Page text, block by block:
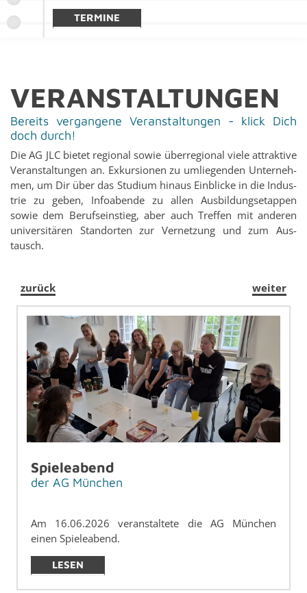
TER­MI­NE
VER­AN­STAL­TUNG­EN
Be­reits ver­gan­ge­ne Ver­an­stal­tun­gen - klick Dich
doch durch!
Die AG JLC bie­tet re­gio­nal sowie über­re­gio­nal viele at­trak­ti­ve
Ver­an­stal­tun­gen an. Ex­kur­sio­nen zu um­lie­gen­den Un­ter­neh­
men, um Dir über das Stu­di­um hin­aus Ein­bli­cke in die In­dus­
trie zu geben, In­fo­aben­de zu allen Aus­bil­dungs­etap­pen
sowie dem Be­rufs­ein­stieg, aber auch Tref­fen mit an­de­ren
uni­ver­si­tä­ren Stand­or­ten zur Ver­net­zung und zum Aus­
tausch.
zurück
Spie­le­abend
der AG Mün­chen
Am 16.06.2026 ver­an­stal­te­te die AG Mün­chen
einen Spie­le­abend.
LESEN
weiter